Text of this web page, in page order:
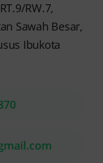
RW.7,
Sawah Besar,
Ibukota